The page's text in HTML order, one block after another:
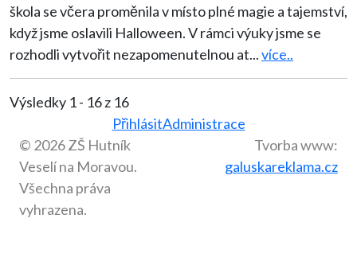
škola se včera proměnila v místo plné magie a tajemství,
když jsme oslavili Halloween. V rámci výuky jsme se
rozhodli vytvořit nezapomenutelnou at...více..
Výsledky 1 - 16 z 16
PřihlásitAdministrace
© 2026 ZŠ Hutník
Veselí na Moravou.
Všechna práva
vyhrazena.
Tvorba www:
galuskareklama.cz